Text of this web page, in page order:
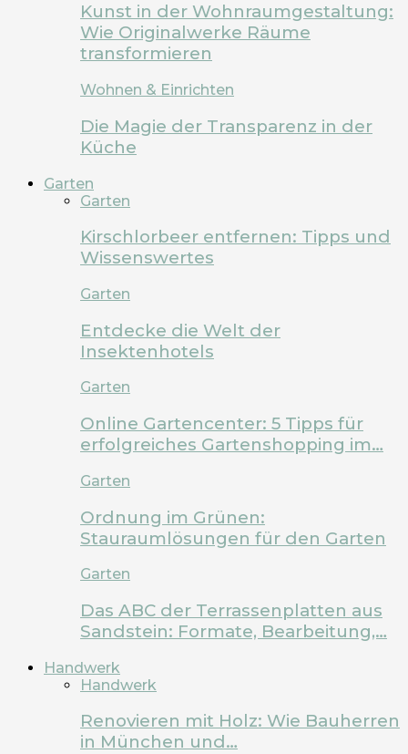
Kunst in der Wohnraumgestaltung:
Wie Originalwerke Räume
transformieren
Wohnen & Einrichten
Die Magie der Transparenz in der
Küche
Garten
Garten
Kirschlorbeer entfernen: Tipps und
Wissenswertes
Garten
Entdecke die Welt der
Insektenhotels
Garten
Online Gartencenter: 5 Tipps für
erfolgreiches Gartenshopping im…
Garten
Ordnung im Grünen:
Stauraumlösungen für den Garten
Garten
Das ABC der Terrassenplatten aus
Sandstein: Formate, Bearbeitung,…
Handwerk
Handwerk
Renovieren mit Holz: Wie Bauherren
in München und…